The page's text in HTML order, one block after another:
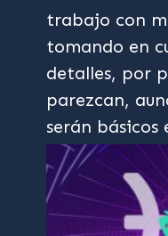
trabajo con
tomando en
detalles, por
parezcan,
serán básicos